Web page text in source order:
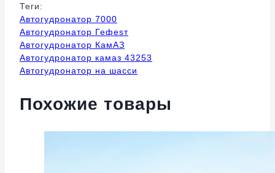
Теги:
Автогудронатор 7000
Автогудронатор Гефеsт
Автогудронатор КамАЗ
Автогудронатор камаз 43253
Автогудронатор на шасси
Похожие товары